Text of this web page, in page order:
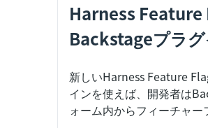
Harness Feature
Backstageプラ
ビューをお届け
新しいHarness Feature
インを使えば、開発者は
ォーム内からフィーチャ